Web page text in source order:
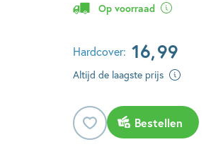
Op voorraad
Hardcover: 16,99
Altijd de laagste prijs
Bestellen